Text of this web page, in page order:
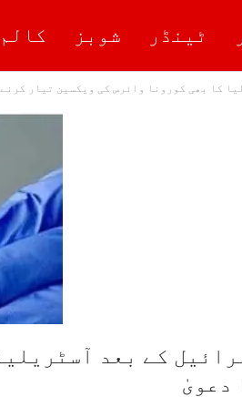
ٹینڈر شوبز
کا بھی کورونا وائرس کی ویکسین تیار
کے بعد
دعویٰ